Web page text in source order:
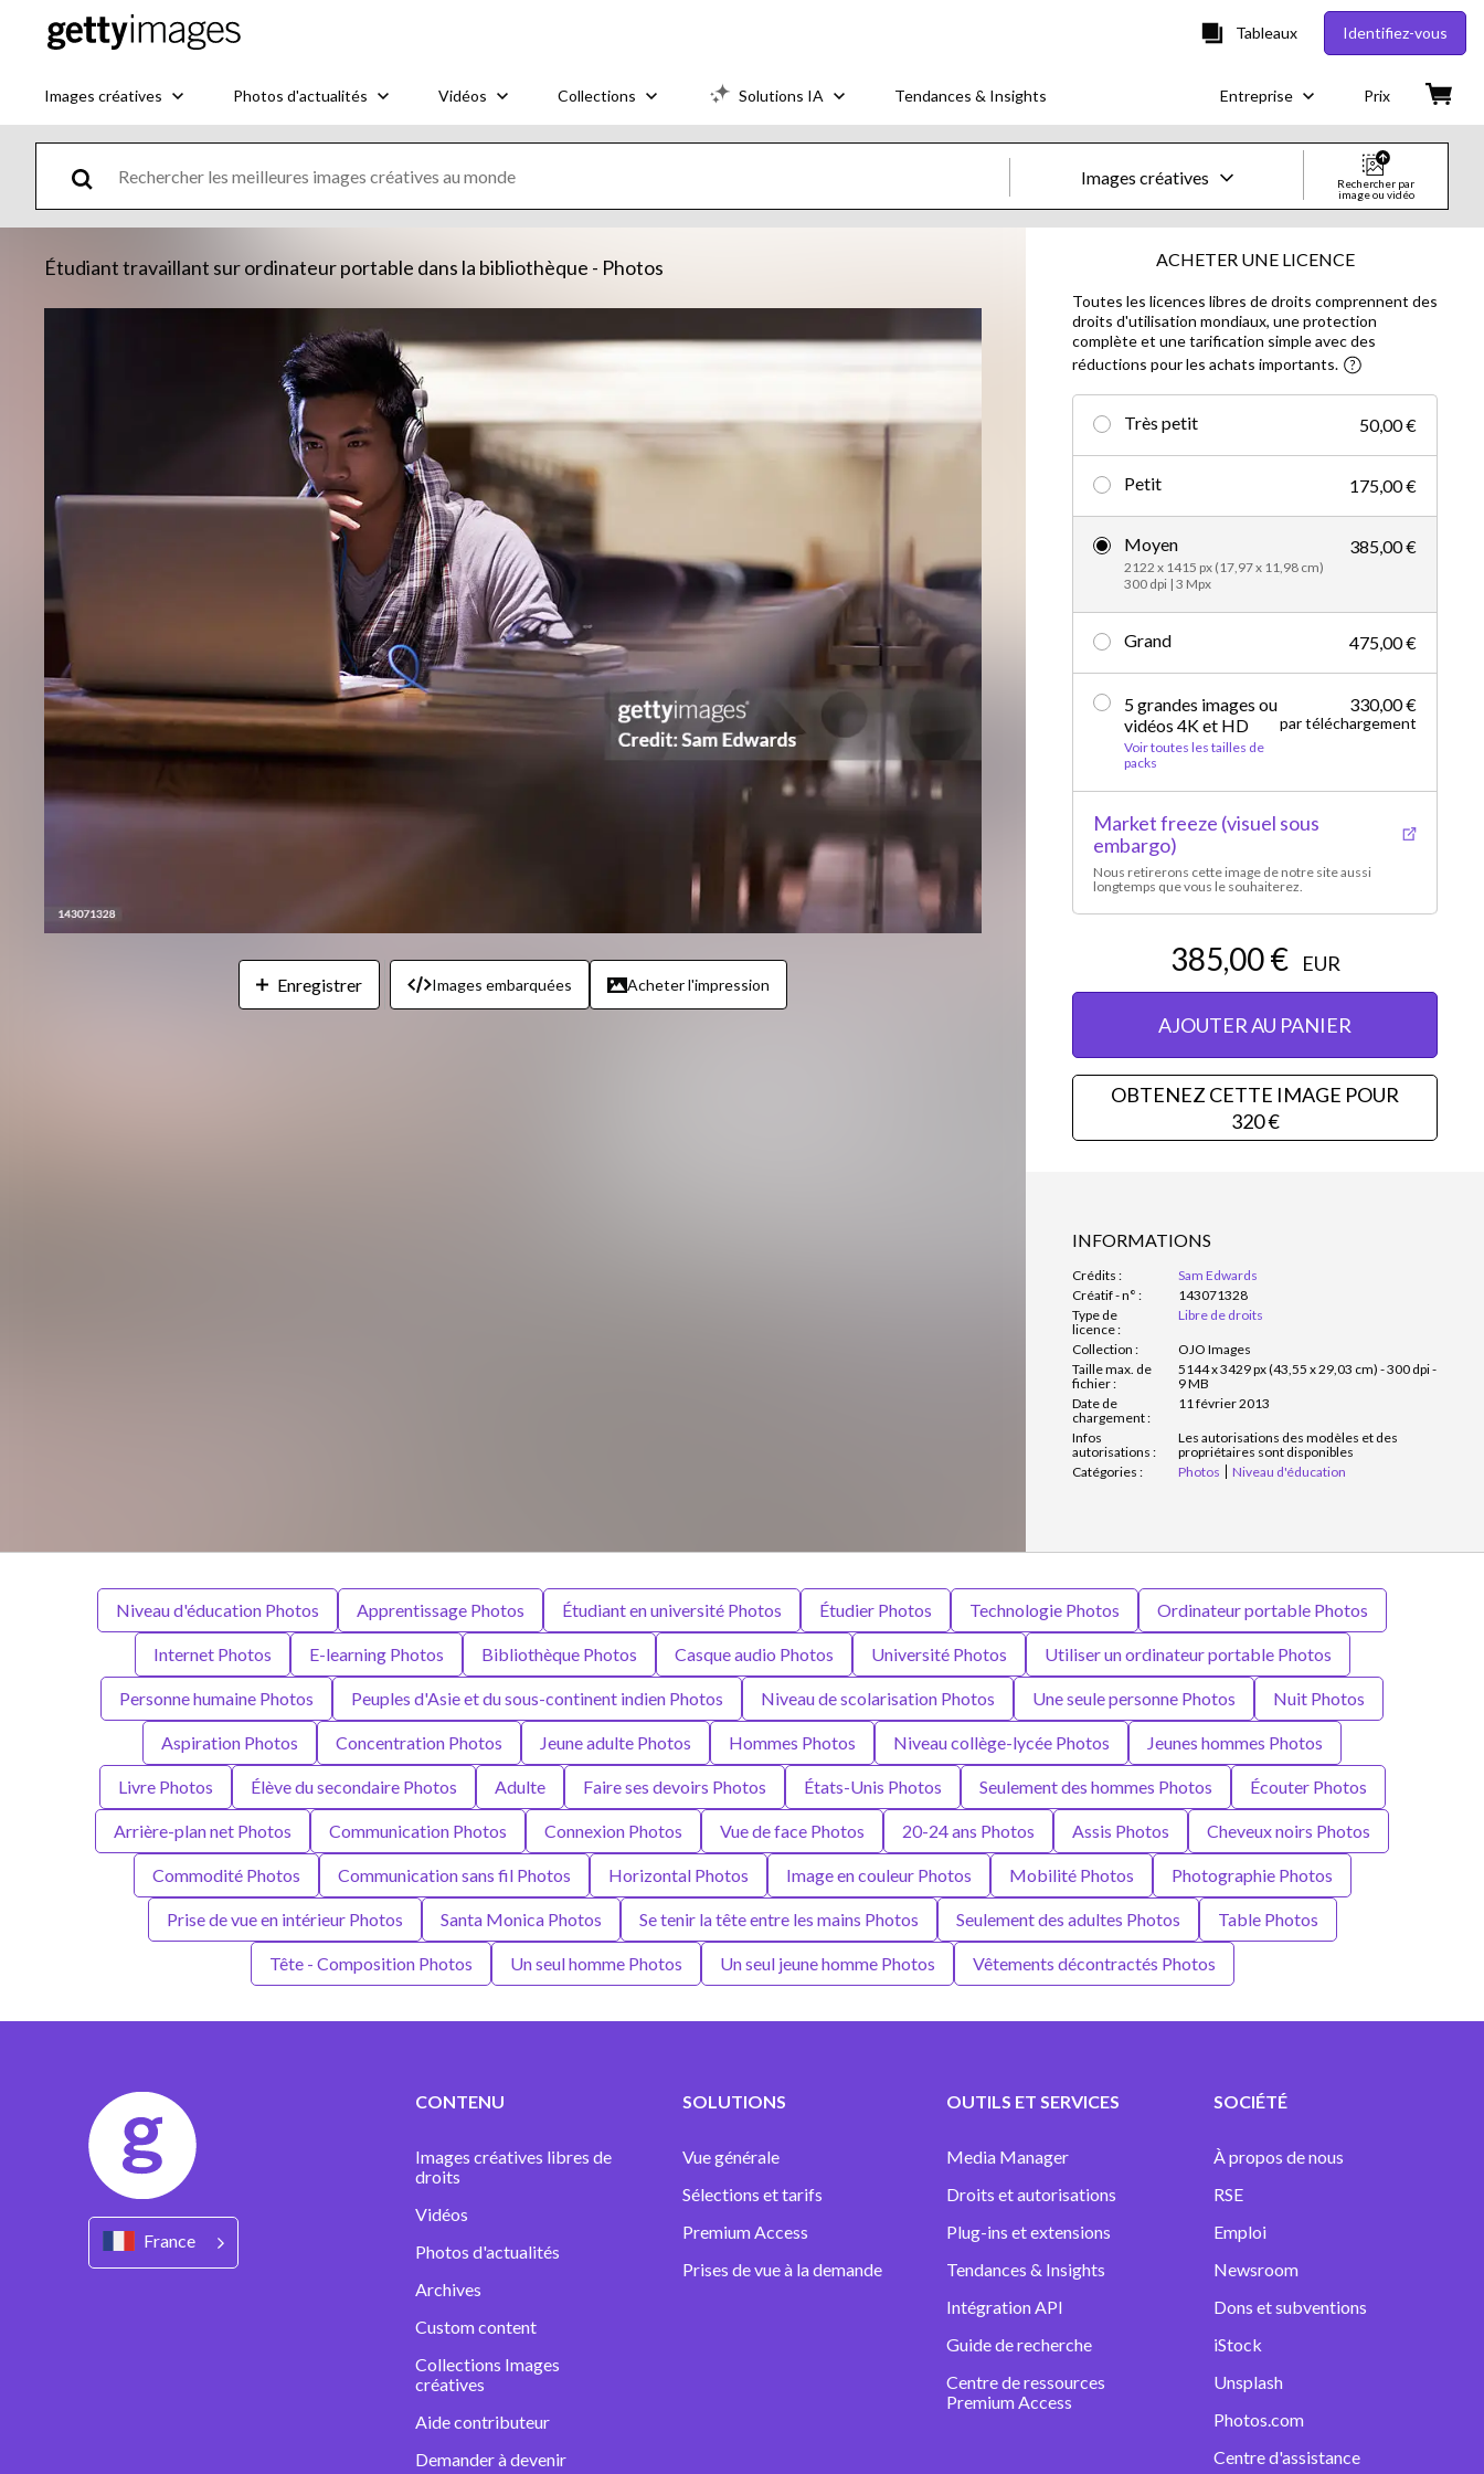
Tableaux Identifiez-vous
Images créatives Photos d'actualités Vidéos Collections Solutions IA Tendances & Insights Entreprise Prix
Images créatives
Images
Images créatives
Vidéos créatives
Vidéos d’actualités
Rechercher par
image ou vidéo
Étudiant travaillant sur ordinateur portable dans la bibliothèque - Photos
Enregistrer Images embarquées Acheter l'impression
ACHETER UNE LICENCE
Toutes les licences libres de droits comprennent des
droits d'utilisation mondiaux, une protection
complète et une tarification simple avec des
réductions pour les achats importants.
Très petit 50,00 €
Petit 175,00 €
Moyen
2122 x 1415 px (17,97 x 11,98 cm)
300 dpi | 3 Mpx
385,00 €
Grand 475,00 €
5 grandes images ou
vidéos 4K et HD
Voir toutes les tailles de
packs
330,00 €
par téléchargement
Market freeze (visuel sous
embargo)
Nous retirerons cette image de notre site aussi
longtemps que vous le souhaiterez.
385,00 € EUR
AJOUTER AU PANIER
OBTENEZ CETTE IMAGE POUR
320 €
INFORMATIONS
Crédits :
Sam Edwards
Créatif - n° :
143071328
Type de
licence :
Libre de droits
Collection :
OJO Images
Taille max. de
fichier :
5144 x 3429 px (43,55 x 29,03 cm) - 300 dpi -
9 MB
Date de
chargement :
11 février 2013
Infos
autorisations :
Les autorisations des modèles et des
propriétaires sont disponibles
Catégories :
Photos Niveau d'éducation
Niveau d'éducation Photos Apprentissage Photos Étudiant en université Photos Étudier Photos Technologie Photos Ordinateur portable Photos
Internet Photos E-learning Photos Bibliothèque Photos Casque audio Photos Université Photos Utiliser un ordinateur portable Photos
Personne humaine Photos Peuples d'Asie et du sous-continent indien Photos Niveau de scolarisation Photos Une seule personne Photos Nuit Photos
Aspiration Photos Concentration Photos Jeune adulte Photos Hommes Photos Niveau collège-lycée Photos Jeunes hommes Photos
Livre Photos Élève du secondaire Photos Adulte Faire ses devoirs Photos États-Unis Photos Seulement des hommes Photos Écouter Photos
Arrière-plan net Photos Communication Photos Connexion Photos Vue de face Photos 20-24 ans Photos Assis Photos Cheveux noirs Photos
Commodité Photos Communication sans fil Photos Horizontal Photos Image en couleur Photos Mobilité Photos Photographie Photos
Prise de vue en intérieur Photos Santa Monica Photos Se tenir la tête entre les mains Photos Seulement des adultes Photos Table Photos
Tête - Composition Photos Un seul homme Photos Un seul jeune homme Photos Vêtements décontractés Photos
France
CONTENU
Images créatives libres de
droits
Vidéos
Photos d'actualités
Archives
Custom content
Collections Images
créatives
Aide contributeur
Demander à devenir
SOLUTIONS
Vue générale
Sélections et tarifs
Premium Access
Prises de vue à la demande
OUTILS ET SERVICES
Media Manager
Droits et autorisations
Plug-ins et extensions
Tendances & Insights
Intégration API
Guide de recherche
Centre de ressources
Premium Access
SOCIÉTÉ
À propos de nous
RSE
Emploi
Newsroom
Dons et subventions
iStock
Unsplash
Photos.com
Centre d'assistance